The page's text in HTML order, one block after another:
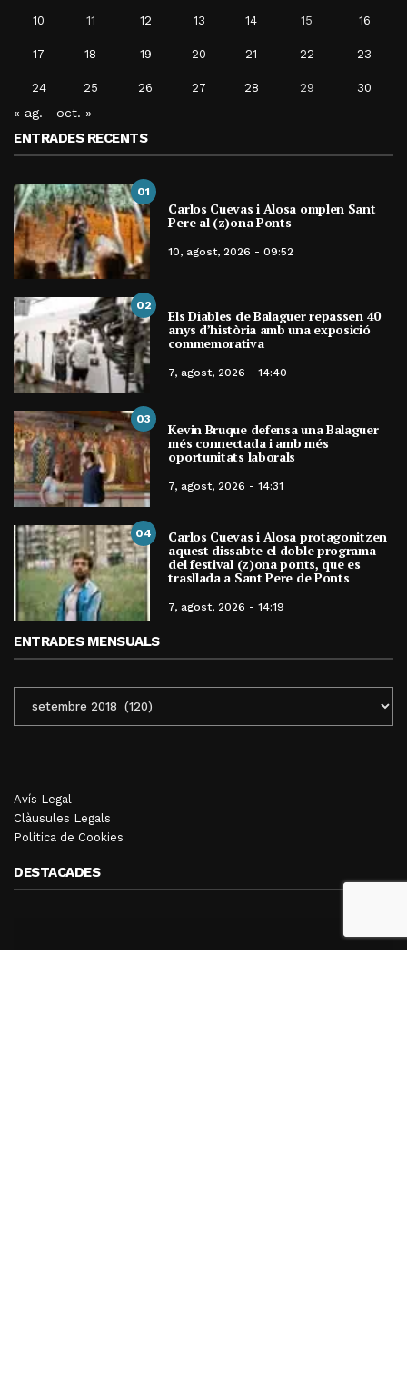
10 11 12 13 14 15 16
17 18 19 20 21 22 23
24 25 26 27 28 29 30
« ag. oct. »
ENTRADES RECENTS
01
Carlos Cuevas i Alosa omplen Sant
Pere al (z)ona Ponts
10, agost, 2026 - 09:52
02
Els Diables de Balaguer repassen 40
anys d’història amb una exposició
commemorativa
7, agost, 2026 - 14:40
03
Kevin Bruque defensa una Balaguer
més connectada i amb més
oportunitats laborals
7, agost, 2026 - 14:31
04 Carlos Cuevas i Alosa protagonitzen
aquest dissabte el doble programa
del festival (z)ona ponts, que es
trasllada a Sant Pere de Ponts
7, agost, 2026 - 14:19
ENTRADES MENSUALS
MENSUALS
Avís Legal
Clàusules Legals
Política de Cookies
DESTACADES